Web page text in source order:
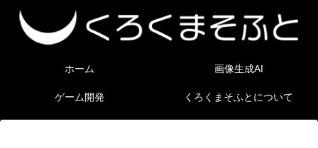
ホーム 画像生成AI
ゲーム開発 くろくまそふとについて